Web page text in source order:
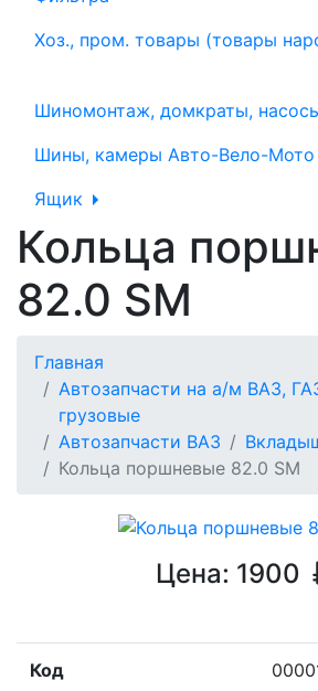
Хоз., пром. товары (товары
Шиномонтаж, домкраты,
Шины, камеры Авто-Вело-Мото
Ящик
Кольца
82.0 SM
Главная
Автозапчасти на а/м ВАЗ,
грузовые
Автозапчасти ВАЗ
Кольца поршневые 82.0 SM
Цена: 1900
Код